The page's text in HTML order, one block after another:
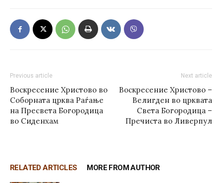
Previous article
Воскресение Христово во
Соборната црква Раѓање
на Пресвета Богородица
во Сиденхам
Next article
Воскресение Христово –
Велигден во црквата
Света Богородица –
Пречиста во Ливерпул
RELATED ARTICLES MORE FROM AUTHOR